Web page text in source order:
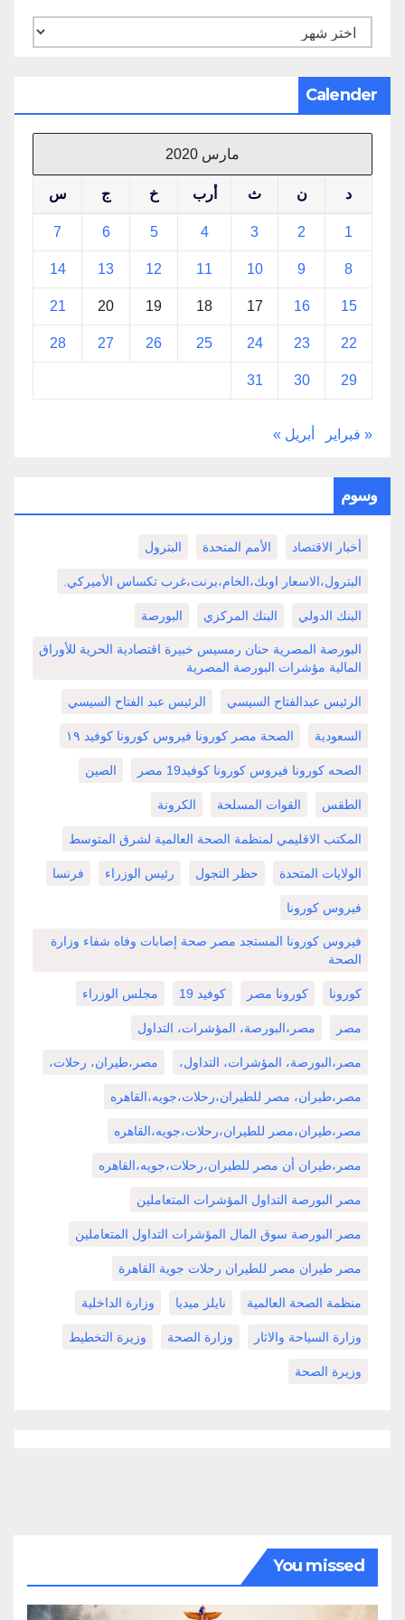
الأرشيف
Calender
مارس 2020
د ن ث أرب خ ج س
1
2
3
4
5
6
7
8
9
10
11
12
13
14
15
16
17
18
19
20
21
22
23
24
25
26
27
28
29
30
31
« فبراير أبريل »
وسوم
أخبار الاقتصاد الأمم المتحدة البترول
البترول،الاسعار اوبك،الخام،برنت،غرب تكساس الأميركي.
البنك الدولي البنك المركزي البورصة
البورصة المصرية حنان رمسيس خبيرة اقتصادية الحرية للأوراق
المالية مؤشرات البورصة المصرية
الرئيس عبدالفتاح السيسي الرئيس عبد الفتاح السيسي
السعودية الصحة مصر كورونا فيروس كورونا كوفيد ١٩
الصحه كورونا فيروس كورونا كوفيد19 مصر الصين
الطقس القوات المسلحة الكرونة
المكتب الاقليمي لمنظمة الصحة العالمية لشرق المتوسط
الولايات المتحدة حظر التجول رئيس الوزراء فرنسا
فيروس كورونا
فيروس كورونا المستجد مصر صحة إصابات وفاه شفاء وزارة
الصحة
كورونا كورونا مصر كوفيد 19 مجلس الوزراء
مصر مصر،البورصة، المؤشرات، التداول
مصر،البورصة، المؤشرات، التداول، مصر،طيران، رحلات،
مصر،طيران، مصر للطيران،رحلات،جويه،القاهره
مصر،طيران،مصر للطيران،رحلات،جويه،القاهره
مصر،طيران أن مصر للطيران،رحلات،جويه،القاهره
مصر البورصة التداول المؤشرات المتعاملين
مصر البورصة سوق المال المؤشرات التداول المتعاملين
مصر طيران مصر للطيران رحلات جوية القاهرة
منظمة الصحة العالمية نايلز ميديا وزارة الداخلية
وزارة السياحة والاثار وزارة الصحة وزيرة التخطيط
وزيرة الصحة
You missed